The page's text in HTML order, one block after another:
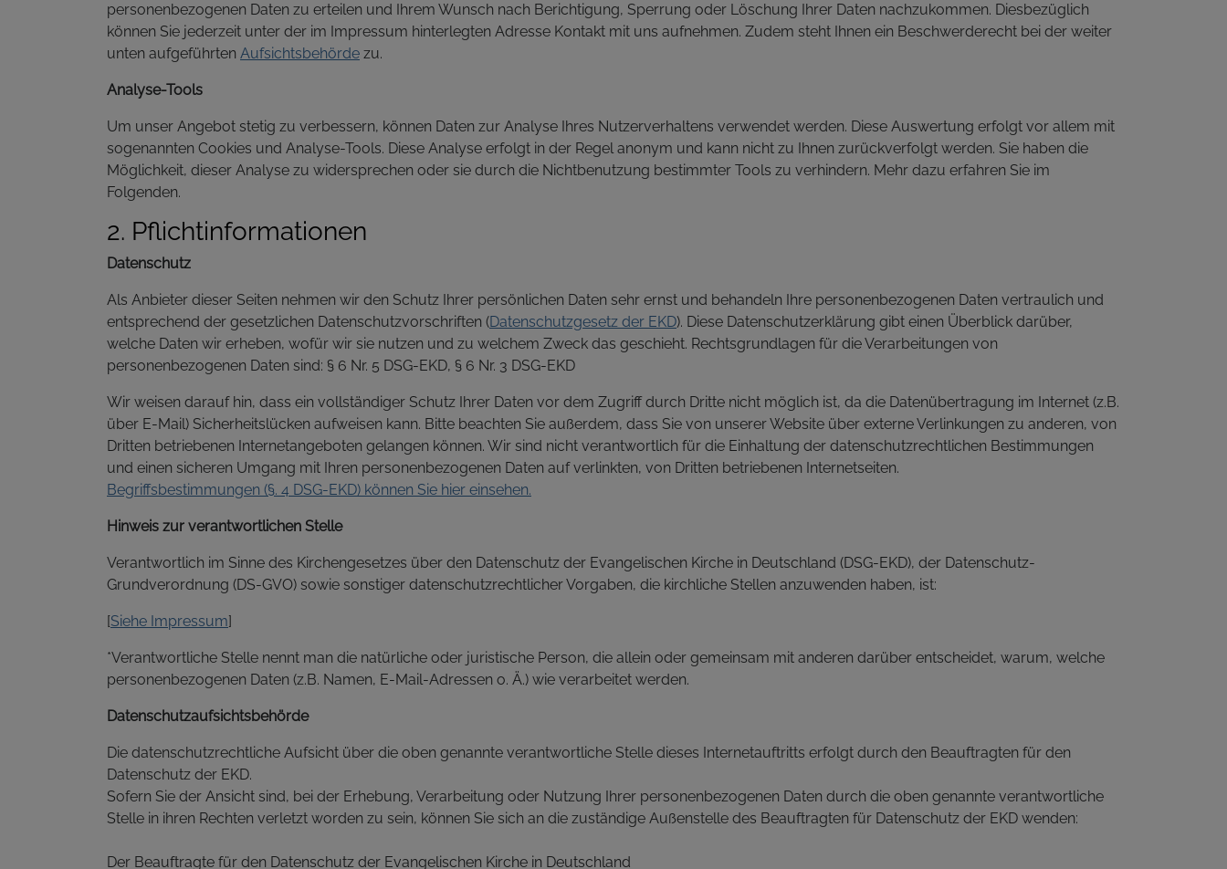
personenbezogenen Daten zu erteilen und Ihrem Wunsch nach Berichtigung, Sperrung oder Löschung Ihrer Daten nachzukommen. Diesbezüglich
können Sie jederzeit unter der im Impressum hinterlegten Adresse Kontakt mit uns aufnehmen. Zudem steht Ihnen ein Beschwerderecht bei der weiter
unten aufgeführten Aufsichtsbehörde zu.
Analyse-Tools
Um unser Angebot stetig zu verbessern, können Daten zur Analyse Ihres Nutzerverhaltens verwendet werden. Diese Auswertung erfolgt vor allem mit
sogenannten Cookies und Analyse-Tools. Diese Analyse erfolgt in der Regel anonym und kann nicht zu Ihnen zurückverfolgt werden. Sie haben die
Möglichkeit, dieser Analyse zu widersprechen oder sie durch die Nichtbenutzung bestimmter Tools zu verhindern. Mehr dazu erfahren Sie im
Folgenden.
2. Pflichtinformationen
Datenschutz
Als Anbieter dieser Seiten nehmen wir den Schutz Ihrer persönlichen Daten sehr ernst und behandeln Ihre personenbezogenen Daten vertraulich und
entsprechend der gesetzlichen Datenschutzvorschriften (Datenschutzgesetz der EKD). Diese Datenschutzerklärung gibt einen Überblick darüber,
welche Daten wir erheben, wofür wir sie nutzen und zu welchem Zweck das geschieht. Rechtsgrundlagen für die Verarbeitungen von
personenbezogenen Daten sind: § 6 Nr. 5 DSG-EKD, § 6 Nr. 3 DSG-EKD
Wir weisen darauf hin, dass ein vollständiger Schutz Ihrer Daten vor dem Zugriff durch Dritte nicht möglich ist, da die Datenübertragung im Internet (z.B.
über E-Mail) Sicherheitslücken aufweisen kann. Bitte beachten Sie außerdem, dass Sie von unserer Website über externe Verlinkungen zu anderen, von
Dritten betriebenen Internetangeboten gelangen können. Wir sind nicht verantwortlich für die Einhaltung der datenschutzrechtlichen Bestimmungen
und einen sicheren Umgang mit Ihren personenbezogenen Daten auf verlinkten, von Dritten betriebenen Internetseiten.
Begriffsbestimmungen (§. 4 DSG-EKD) können Sie hier einsehen.
Hinweis zur verantwortlichen Stelle
Verantwortlich im Sinne des Kirchengesetzes über den Datenschutz der Evangelischen Kirche in Deutschland (DSG-EKD), der Datenschutz-
Grundverordnung (DS-GVO) sowie sonstiger datenschutzrechtlicher Vorgaben, die kirchliche Stellen anzuwenden haben, ist:
[Siehe Impressum]
*Verantwortliche Stelle nennt man die natürliche oder juristische Person, die allein oder gemeinsam mit anderen darüber entscheidet, warum, welche
personenbezogenen Daten (z.B. Namen, E-Mail-Adressen o. Ä.) wie verarbeitet werden.
Datenschutzaufsichtsbehörde
Die datenschutzrechtliche Aufsicht über die oben genannte verantwortliche Stelle dieses Internetauftritts erfolgt durch den Beauftragten für den
Datenschutz der EKD.
Sofern Sie der Ansicht sind, bei der Erhebung, Verarbeitung oder Nutzung Ihrer personenbezogenen Daten durch die oben genannte verantwortliche
Stelle in ihren Rechten verletzt worden zu sein, können Sie sich an die zuständige Außenstelle des Beauftragten für Datenschutz der EKD wenden:
Der Beauftragte für den Datenschutz der Evangelischen Kirche in Deutschland